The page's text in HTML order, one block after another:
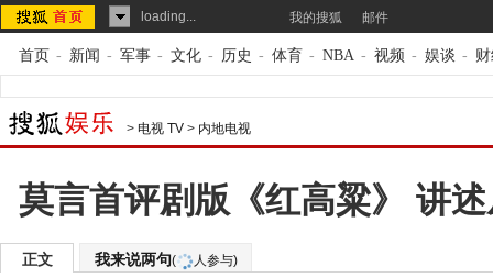
loading... 我的搜狐 邮件
首页 - 新闻 - 军事 - 文化 - 历史 - 体育 - NBA - 视频 - 娱谈 -
> 电视 TV > 内地电视
莫言首评剧版《红高粱》 讲
正文 我来说两句( 人参与)